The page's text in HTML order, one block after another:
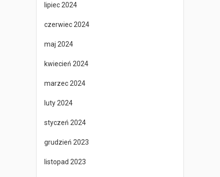
lipiec 2024
czerwiec 2024
maj 2024
kwiecień 2024
marzec 2024
luty 2024
styczeń 2024
grudzień 2023
listopad 2023